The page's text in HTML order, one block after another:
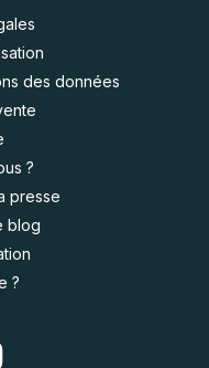
des données
?
presse
blog
?